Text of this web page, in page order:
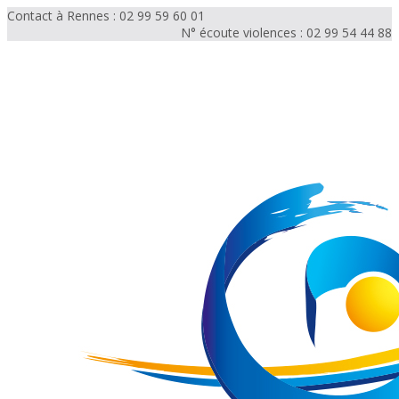
Contact à Rennes : 02 99 59 60 01
N° écoute violences : 02 99 54 44 88